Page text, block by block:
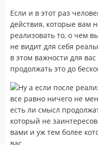
Если и в этот раз
действия, которые вам
реализовать то, о чем
не видит для себя
в этом важности для
продолжать это до
Ну а если после
все равно ничего не
есть ли смысл
который не
вами и уж тем более